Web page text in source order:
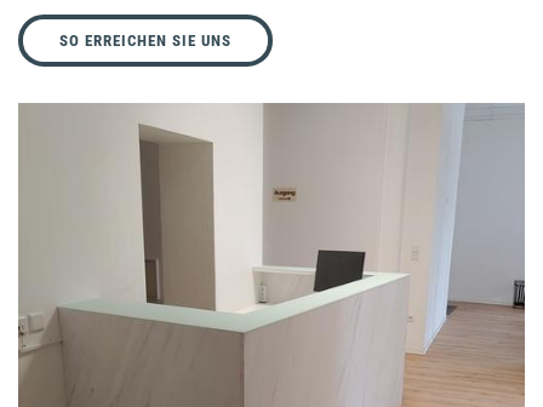
SO ERREICHEN SIE UNS